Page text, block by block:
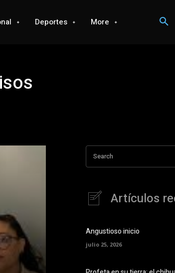
Deportes More
Search
Artículos
Angustioso inicio
julio 25, 2026